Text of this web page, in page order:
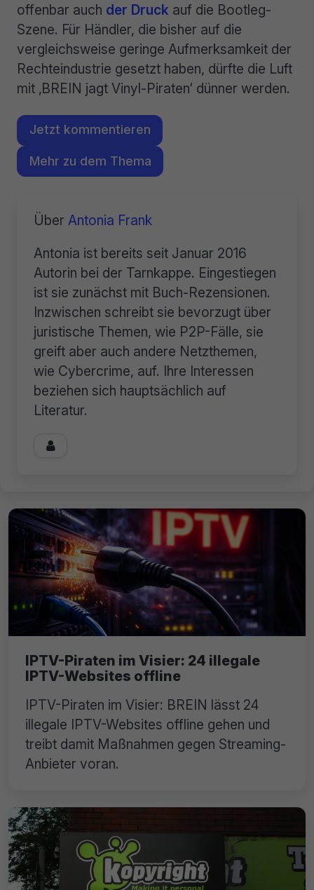
offenbar auch der Druck auf die Bootleg-
Szene. Für Händler, die bisher auf die
vergleichsweise geringe Aufmerksamkeit der
Rechteindustrie gesetzt haben, dürfte die Luft
mit ‚BREIN jagt Vinyl-Piraten‘ dünner werden.
Jetzt kommentieren
Mehr zu dem Thema
Über Antonia Frank
Antonia ist bereits seit Januar 2016
Autorin bei der Tarnkappe. Eingestiegen
ist sie zunächst mit Buch-Rezensionen.
Inzwischen schreibt sie bevorzugt über
juristische Themen, wie P2P-Fälle, sie
greift aber auch andere Netzthemen,
wie Cybercrime, auf. Ihre Interessen
beziehen sich hauptsächlich auf
Literatur.

IPTV-Piraten im Visier: 24 illegale
IPTV-Websites offline
IPTV-Piraten im Visier: BREIN lässt 24
illegale IPTV-Websites offline gehen und
treibt damit Maßnahmen gegen Streaming-
Anbieter voran.